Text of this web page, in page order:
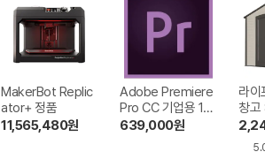
MakerBot Replic
ator+ 정품
11,565,480원
Adobe Premiere
Pro CC 기업용 1년
라이선스
639,000원
라이
창